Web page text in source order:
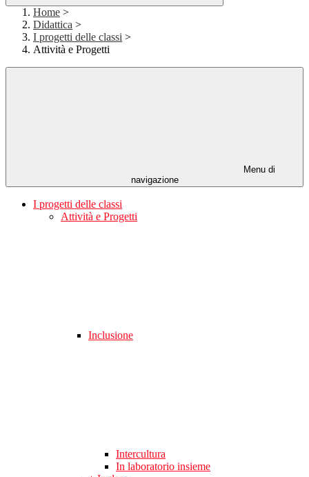
Home >
Didattica >
I progetti delle classi >
Attività e Progetti
Menu di
navigazione
I progetti delle classi
Attività e Progetti
Inclusione
Intercultura
In laboratorio insieme